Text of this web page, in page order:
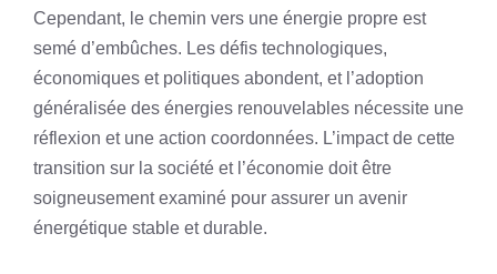
Cependant, le chemin vers une énergie propre est
semé d’embûches. Les défis technologiques,
économiques et politiques abondent, et l’adoption
généralisée des énergies renouvelables nécessite une
réflexion et une action coordonnées. L’impact de cette
transition sur la société et l’économie doit être
soigneusement examiné pour assurer un avenir
énergétique stable et durable.